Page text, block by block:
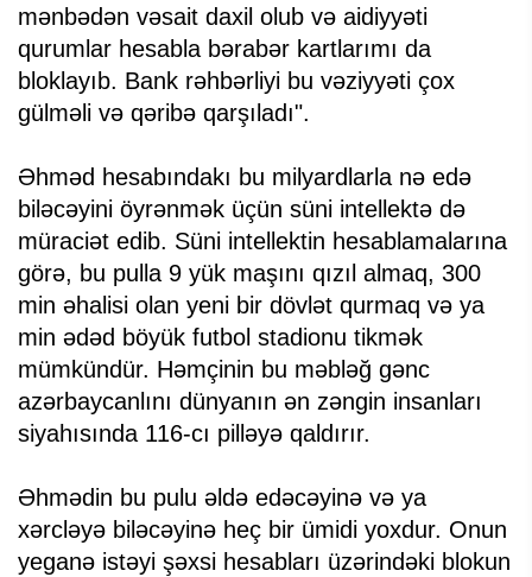
mənbədən vəsait daxil olub və aidiyyəti
qurumlar hesabla bərabər kartlarımı da
bloklayıb. Bank rəhbərliyi bu vəziyyəti çox
gülməli və qəribə qarşıladı".
Əhməd hesabındakı bu milyardlarla nə edə
biləcəyini öyrənmək üçün süni intellektə də
müraciət edib. Süni intellektin hesablamalarına
görə, bu pulla 9 yük maşını qızıl almaq, 300
min əhalisi olan yeni bir dövlət qurmaq və ya
min ədəd böyük futbol stadionu tikmək
mümkündür. Həmçinin bu məbləğ gənc
azərbaycanlını dünyanın ən zəngin insanları
siyahısında 116-cı pilləyə qaldırır.
Əhmədin bu pulu əldə edəcəyinə və ya
xərcləyə biləcəyinə heç bir ümidi yoxdur. Onun
yeganə istəyi şəxsi hesabları üzərindəki blokun